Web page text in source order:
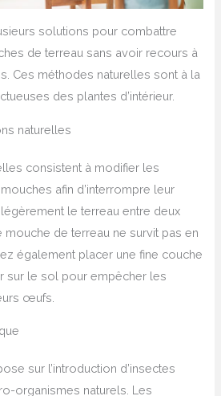
solutions pour combattre
de terreau sans avoir recours à
Ces méthodes naturelles sont à la
des plantes d’intérieur.
naturelles
consistent à modifier les
afin d’interrompre leur
le terreau entre deux
mouche de terreau ne survit pas en
également placer une fine couche
sur le sol pour empêcher les
œufs.
sur l’introduction d’insectes
organismes naturels. Les